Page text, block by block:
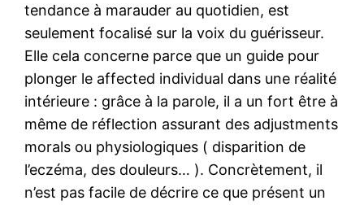
tendance à marauder au quotidien, est
seulement focalisé sur la voix du guérisseur.
Elle cela concerne parce que un guide pour
plonger le affected individual dans une réalité
intérieure : grâce à la parole, il a un fort être à
même de réflection assurant des adjustments
morals ou physiologiques ( disparition de
l’eczéma, des douleurs… ). Concrètement, il
n’est pas facile de décrire ce que présent un